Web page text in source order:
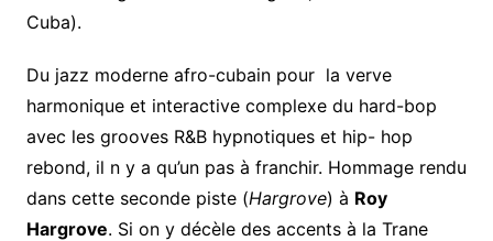
Cuba).
Du jazz moderne afro-cubain pour la verve
harmonique et interactive complexe du hard-bop
avec les grooves R&B hypnotiques et hip- hop
rebond, il n y a qu’un pas à franchir. Hommage rendu
dans cette seconde piste (Hargrove) à Roy
Hargrove. Si on y décèle des accents à la Trane